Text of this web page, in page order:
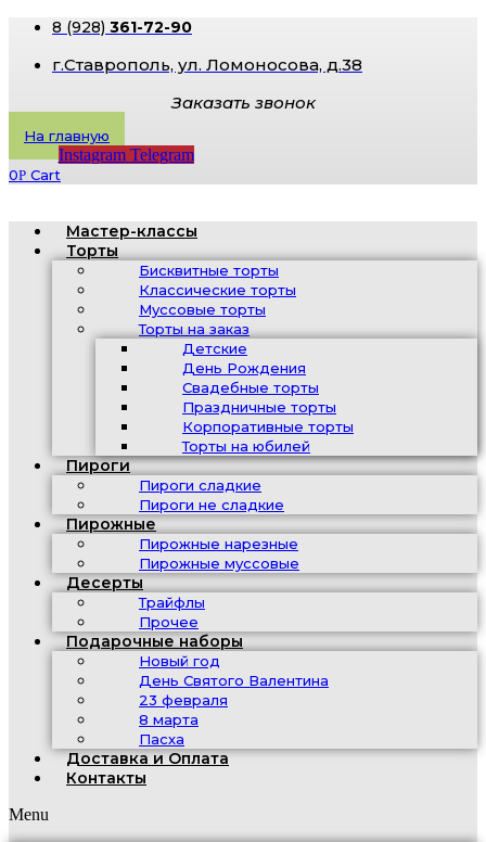
8 (928) 361-72-90
г.Ставрополь, ​ул. Ломоносова, д.38
Заказать звонок
На главную
Instagram Telegram
0Р Cart
Мастер-классы
Торты
Бисквитные торты
Классические торты
Муссовые торты
Торты на заказ
Детские
День Рождения
Свадебные торты
Праздничные торты
Корпоративные торты
Торты на юбилей
Пироги
Пироги сладкие
Пироги не сладкие
Пирожные
Пирожные нарезные
Пирожные муссовые
Десерты
Трайфлы
Прочее
Подарочные наборы
Новый год
День Святого Валентина
23 февраля
8 марта
Пасха
Доставка и Оплата
Контакты
Menu